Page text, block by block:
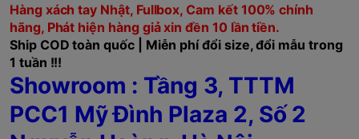
Hàng xách tay Nhật, Fullbox, Cam kết 100% chính
hãng, Phát hiện hàng giả xin đền 10 lần tiền.
Ship COD toàn quốc | Miễn phí đổi size, đổi mẫu trong
1 tuần !!!
Showroom : Tầng 3, TTTM
PCC1 Mỹ Đình Plaza 2, Số 2